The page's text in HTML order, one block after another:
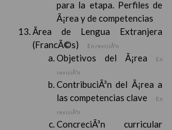
para la etapa. Perfiles de
Ã¡rea y de competencias
Ãrea de Lengua Extranjera
(FrancÃ©s)
En revisiÃ³n
Objetivos del Ã¡rea
En
revisiÃ³n
ContribuciÃ³n del Ã¡rea a
las competencias clave
En
revisiÃ³n
ConcreciÃ³n curricular